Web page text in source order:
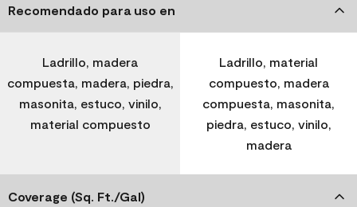
Recomendado para uso en
Ladrillo, madera
compuesta, madera, piedra,
masonita, estuco, vinilo,
material compuesto
Ladrillo, material
compuesto, madera
compuesta, masonita,
piedra, estuco, vinilo,
madera
Coverage (Sq. Ft./Gal)